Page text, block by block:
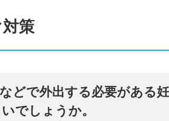
策
どで外出する必要がある
でしょうか。